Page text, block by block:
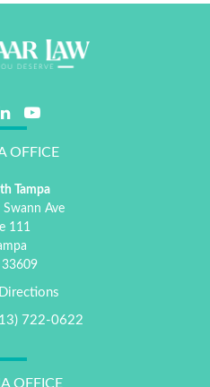
OFFICE
Tampa
Ave
111
33609
722-0622
OFFICE